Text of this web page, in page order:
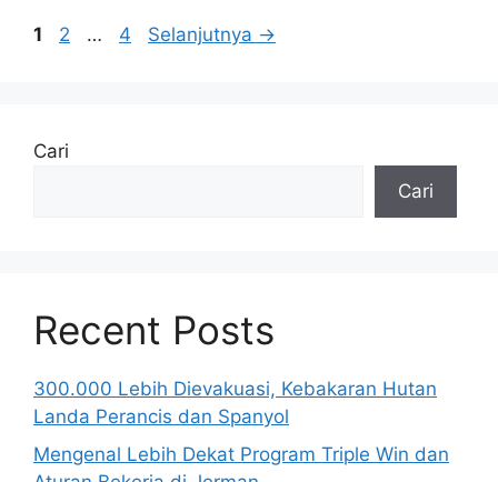
Halaman
1 Halaman
2 … Halaman
4 Selanjutnya →
Cari
Cari
Recent Posts
300.000 Lebih Dievakuasi, Kebakaran Hutan
Landa Perancis dan Spanyol
Mengenal Lebih Dekat Program Triple Win dan